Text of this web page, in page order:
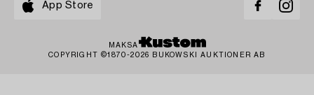
App Store
MAKSA
COPYRIGHT ©1870-2026 BUKOWSKI AUKTIONER AB